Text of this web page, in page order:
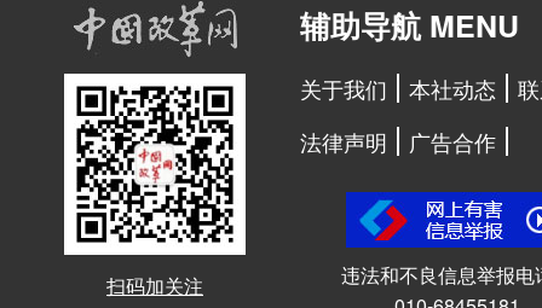
扫码加关注
辅助导航 MENU
关于我们 本社动态
法律声明
广告合作
违法和不良信息举报电